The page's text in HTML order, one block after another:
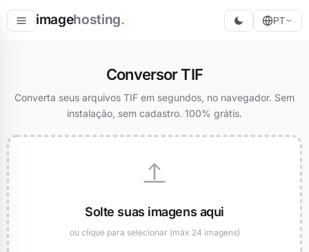
imagehosting.
Redimensionar
PT
Conversor TIF
Converta seus arquivos TIF em segundos, no navegador. Sem
instalação, sem cadastro. 100% grátis.
Solte suas imagens aqui
ou clique para selecionar (máx 24 imagens)